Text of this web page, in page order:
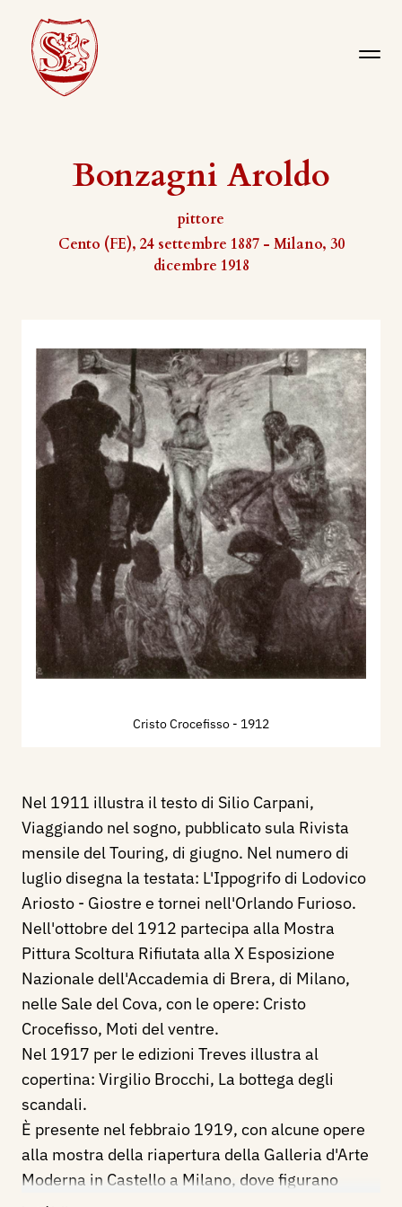
Bonzagni Aroldo
pittore
Cento (FE), 24 settembre 1887 - Milano, 30
dicembre 1918
Cristo Crocefisso - 1912
Nel 1911 illustra il testo di Silio Carpani,
Viaggiando nel sogno, pubblicato sula Rivista
mensile del Touring, di giugno. Nel numero di
luglio disegna la testata: L'Ippogrifo di Lodovico
Ariosto - Giostre e tornei nell'Orlando Furioso.
Nell'ottobre del 1912 partecipa alla Mostra
Pittura Scoltura Rifiutata alla X Esposizione
Nazionale dell'Accademia di Brera, di Milano,
nelle Sale del Cova, con le opere: Cristo
Crocefisso, Moti del ventre.
Nel 1917 per le edizioni Treves illustra al
copertina: Virgilio Brocchi, La bottega degli
scandali.
È presente nel febbraio 1919, con alcune opere
alla mostra della riapertura della Galleria d'Arte
Moderna in Castello a Milano, dove figurano